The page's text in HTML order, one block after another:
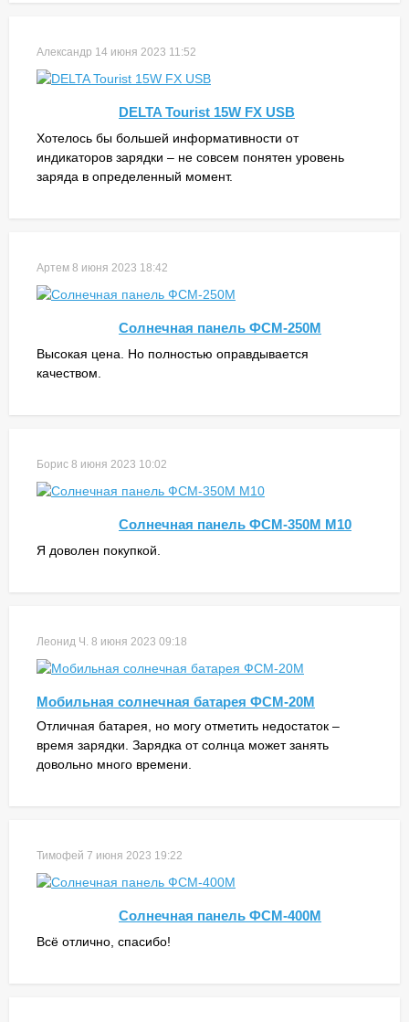
Александр 14 июня 2023 11:52
DELTA Tourist 15W FX USB
Хотелось бы большей информативности от
индикаторов зарядки – не совсем понятен уровень
заряда в определенный момент.
Артем 8 июня 2023 18:42
Солнечная панель ФСМ-250М
Высокая цена. Но полностью оправдывается
качеством.
Борис 8 июня 2023 10:02
Солнечная панель ФСМ-350М M10
Я доволен покупкой.
Леонид Ч. 8 июня 2023 09:18
Мобильная солнечная батарея ФСМ-20М
Отличная батарея, но могу отметить недостаток –
время зарядки. Зарядка от солнца может занять
довольно много времени.
Тимофей 7 июня 2023 19:22
Солнечная панель ФСМ-400М
Всё отлично, спасибо!